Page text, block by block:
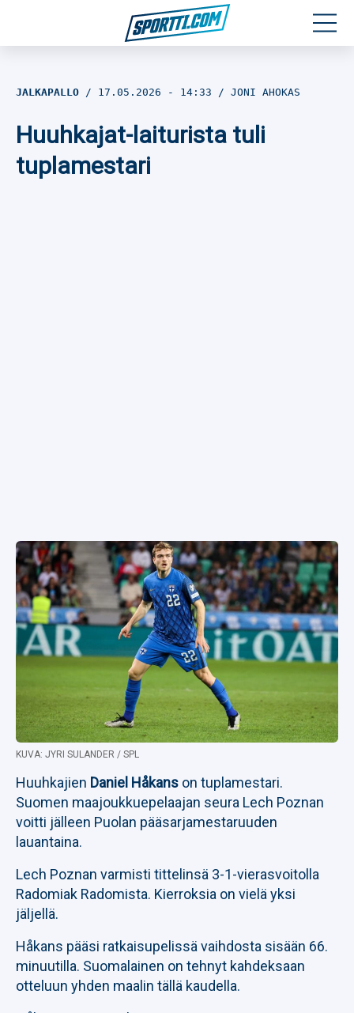
Jalkapallo
JALKAPALLO 17.05.2026 - 14:33 JONI AHOKAS
Huuhkajat-laiturista tuli
tuplamestari
KUVA: JYRI SULANDER / SPL
Huuhkajien Daniel Håkans on tuplamestari.
Suomen maajoukkuepelaajan seura Lech Poznan
voitti jälleen Puolan pääsarjamestaruuden
lauantaina.
Lech Poznan varmisti tittelinsä 3-1-vierasvoitolla
Radomiak Radomista. Kierroksia on vielä yksi
jäljellä.
Håkans pääsi ratkaisupelissä vaihdosta sisään 66.
minuutilla. Suomalainen on tehnyt kahdeksaan
otteluun yhden maalin tällä kaudella.